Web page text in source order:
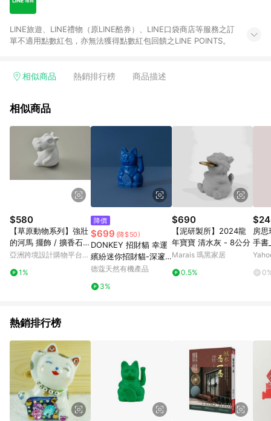
LINE旅遊、LINE禮物（原LINE酷券）、LINE口袋商店等服務之訂
單不適用點數紅包，亦無法獲得點數紅包回饋之LINE POINTS。
相似商品 熱銷排行榜 商品描述
相似商品
$580
【草原動物系列】強壯
的河馬 擺飾 / 擴香石 /
DIY上色
亞洲跨境設計購物平台
1%
降價
$699 (降$50)
DONKEY 招財貓 幸運
繽紛迷你招財貓-深邃
藍 約7*5*10cm (DK02
德蔻天然有機產品
3%
$690
【泥研製所】2024龍
年寶寶 清水灰 - 8公分
Marais 瑪黑家居
0.5%
房
手書
熱銷排行榜